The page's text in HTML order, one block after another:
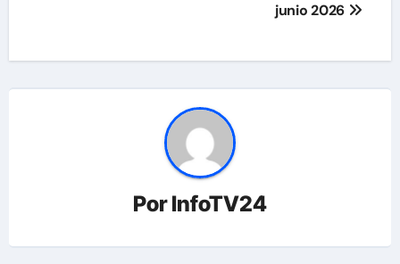
junio 2026
PorInfoTV24